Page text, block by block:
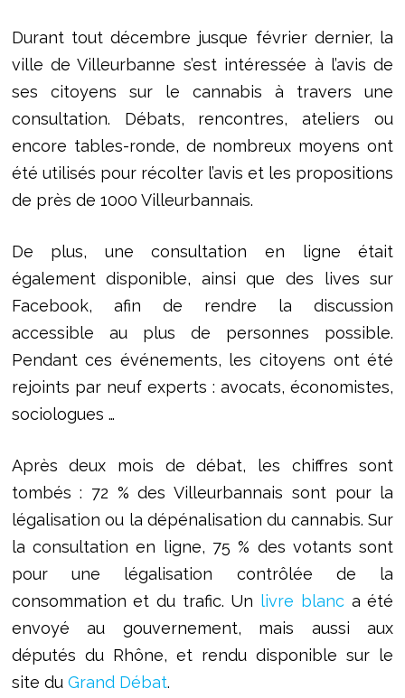
Durant tout décembre jusque février dernier, la
ville de Villeurbanne s’est intéressée à l’avis de
ses citoyens sur le cannabis à travers une
consultation. Débats, rencontres, ateliers ou
encore tables-ronde, de nombreux moyens ont
été utilisés pour récolter l’avis et les propositions
de près de 1000 Villeurbannais.
De plus, une consultation en ligne était
également disponible, ainsi que des lives sur
Facebook, afin de rendre la discussion
accessible au plus de personnes possible.
Pendant ces événements, les citoyens ont été
rejoints par neuf experts : avocats, économistes,
sociologues …
Après deux mois de débat, les chiffres sont
tombés : 72 % des Villeurbannais sont pour la
légalisation ou la dépénalisation du cannabis. Sur
la consultation en ligne, 75 % des votants sont
pour une légalisation contrôlée de la
consommation et du trafic. Un livre blanca été
envoyé au gouvernement, mais aussi aux
députés du Rhône, et rendu disponible sur le
site du Grand Débat.